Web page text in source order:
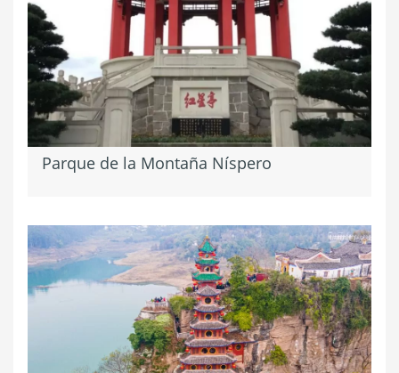
Parque de la Montaña Níspero